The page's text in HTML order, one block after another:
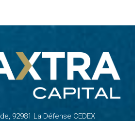
92981 La Défense CEDEX